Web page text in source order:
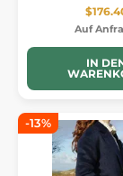
Auf
IN
-13%